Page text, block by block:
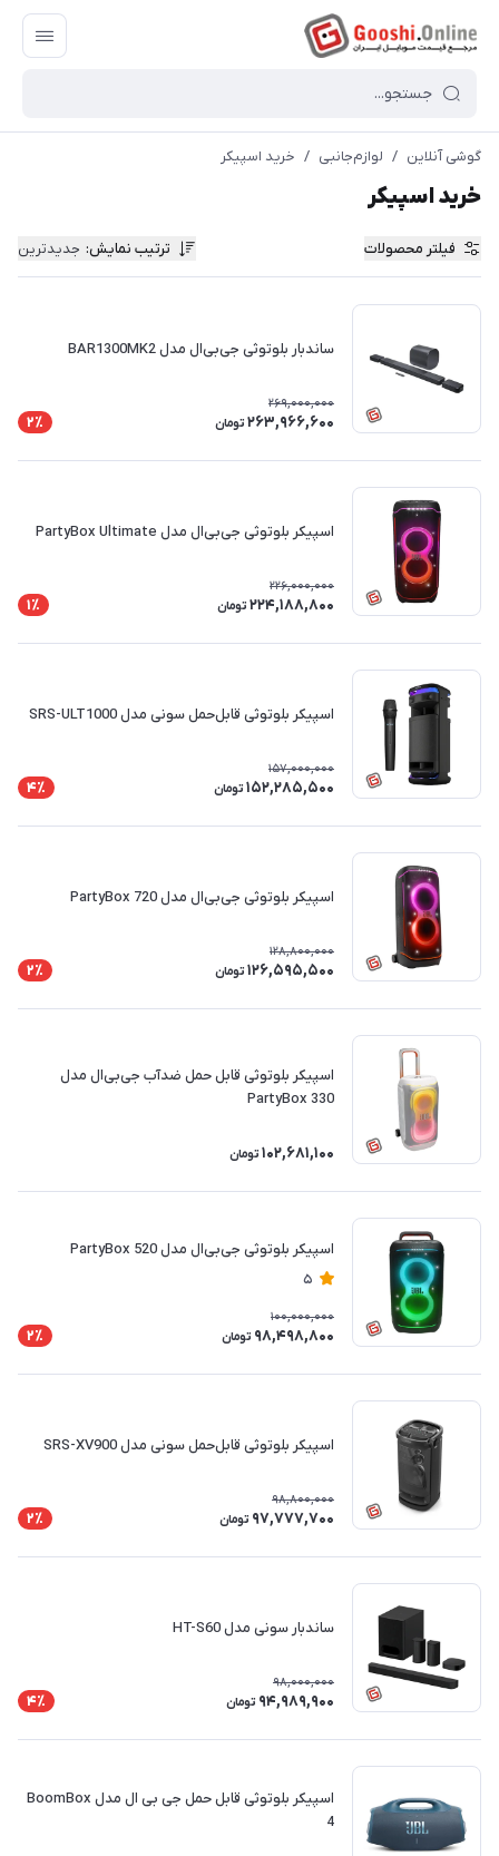
گوشی آنلاین / لوازم‌جانبی / خرید اسپیکر
خرید اسپیکر
فیلتر محصولات ترتیب نمایش: جدیدترین
ساندبار بلوتوثی جی‌بی‌ال مدل BAR1300MK2
269,000,000
263,966,600 تومان 2٪
اسپیکر بلوتوثی جی‌بی‌ال مدل PartyBox Ultimate
226,000,000
224,188,800 تومان 1٪
اسپیکر بلوتوثی قابل‌حمل سونی مدل SRS-ULT1000
157,000,000
152,285,500 تومان 4٪
اسپیکر بلوتوثی جی‌بی‌ال مدل PartyBox 720
128,800,000
126,595,500 تومان 2٪
اسپیکر بلوتوثی قابل حمل ضدآب جی‌بی‌ال مدل
PartyBox 330
102,681,100 تومان
اسپیکر بلوتوثی جی‌بی‌ال مدل PartyBox 520
5
100,000,000
98,498,800 تومان 2٪
اسپیکر بلوتوثی قابل‌حمل سونی مدل SRS-XV900
98,800,000
97,777,700 تومان 2٪
ساندبار سونی مدل HT-S60
98,000,000
94,989,900 تومان 4٪
اسپیکر بلوتوثی قابل حمل جی بی ال مدل BoomBox
4